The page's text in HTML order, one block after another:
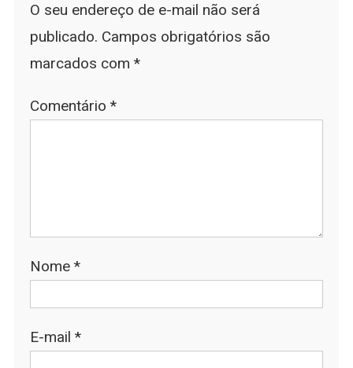
O seu endereço de e-mail não será
publicado. Campos obrigatórios são
marcados com *
Comentário *
Nome *
E-mail *